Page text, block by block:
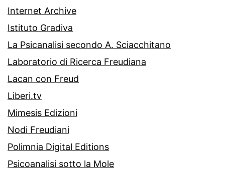
Internet Archive
Istituto Gradiva
La Psicanalisi secondo A. Sciacchitano
Laboratorio di Ricerca Freudiana
Lacan con Freud
Liberi.tv
Mimesis Edizioni
Nodi Freudiani
Polimnia Digital Editions
Psicoanalisi sotto la Mole